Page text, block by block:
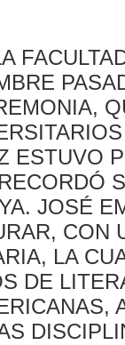
ESTUVO
JOSÉ
CON
LA
DE